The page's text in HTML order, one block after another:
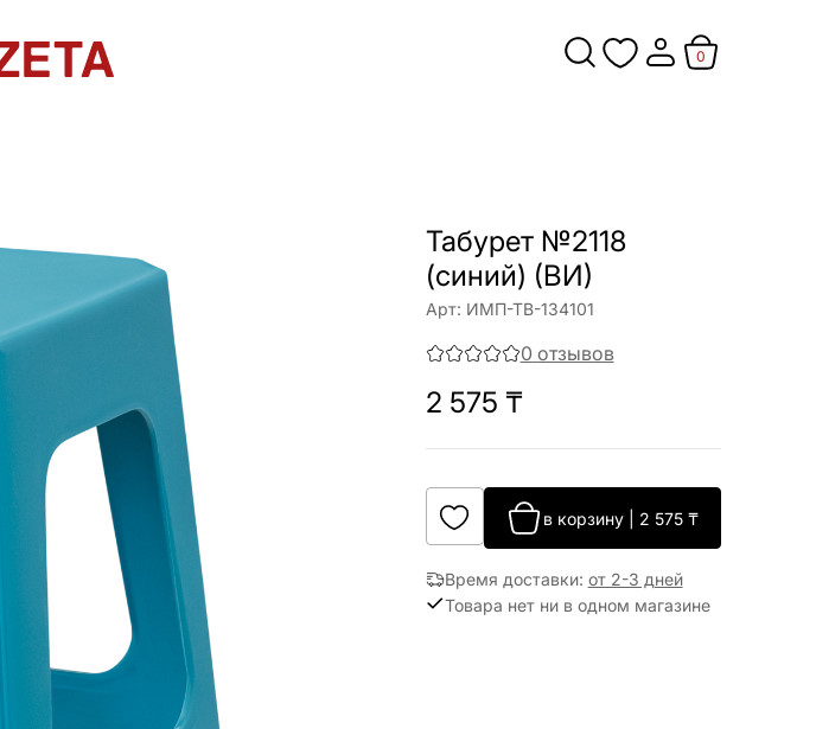
0
Табурет №2118
(синий) (ВИ)
Арт: ИМП-ТВ-134101
0 отзывов
2 575 ₸
в корзину 2 575 ₸
Время доставки: от 2-3 дней
Товара нет ни в одном магазине